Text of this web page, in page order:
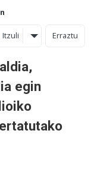
Itzuli Erraztu
egin